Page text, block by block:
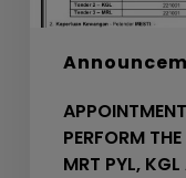
PERFORM
MRT PYL,